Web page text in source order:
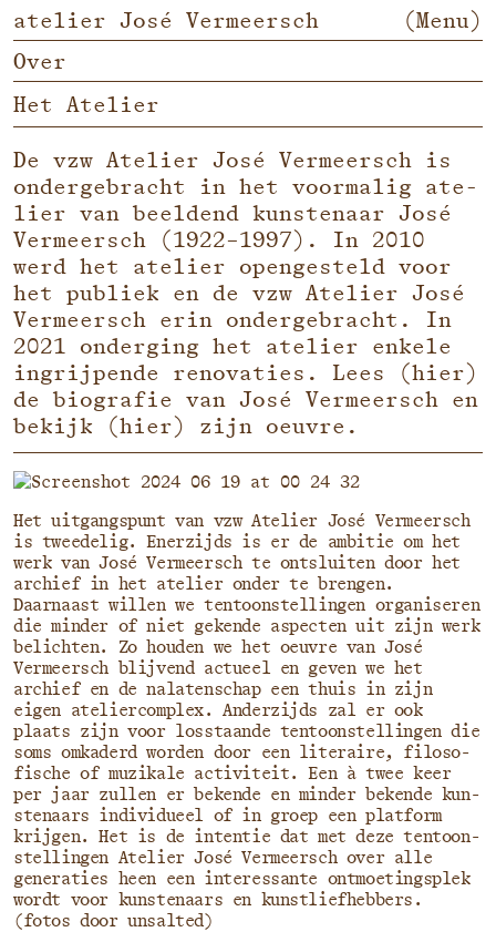
atelier José Vermeersch
(Menu)
Over
Het Atelier
De vzw Atelier José Vermeersch is
onder­ge­bracht in het voor­ma­lig ate­
lier van beel­dend kun­ste­naar José
Vermeersch (1922–1997). In 2010
werd het ate­lier open­ge­steld voor
het publiek en de vzw Atelier José
Vermeersch erin onder­ge­bracht. In
2021
onder­ging het ate­lier enke­le
ingrij­pen­de reno­va­ties. Lees
hier
de bio­gra­fie van José Vermeersch en
bekijk
hier zijn oeuvre.
Het uit­gangs­punt van vzw Atelier José Vermeersch
is twee­de­lig. Enerzijds is er de ambi­tie om het
werk van José Vermeersch te ont­slui­ten door het
archief in het ate­lier onder te bren­gen.
Daarnaast wil­len we ten­toon­stel­lin­gen orga­ni­se­ren
die min­der of niet geken­de aspec­ten uit zijn werk
belich­ten. Zo hou­den we het oeu­vre van José
Vermeersch blij­vend actu­eel en geven we het
archief en de nala­ten­schap een thuis in zijn
eigen ate­lier­com­plex. Anderzijds zal er ook
plaats zijn voor los­staan­de ten­toon­stel­lin­gen die
soms omka­derd wor­den door een lite­rai­re, filo­so­
fi­sche of muzi­ka­le acti­vi­teit. Een à twee keer
per jaar zul­len er beken­de en min­der beken­de kun­
ste­naars indi­vi­du­eel of in groep een plat­form
krij­gen. Het is de inten­tie dat met deze ten­toon­
stel­lin­gen Atelier José Vermeersch over alle
gene­ra­ties heen een inte­res­san­te ont­moe­tings­plek
wordt voor kun­ste­naars en kunst­lief­heb­bers.
(fotos door unsalted)